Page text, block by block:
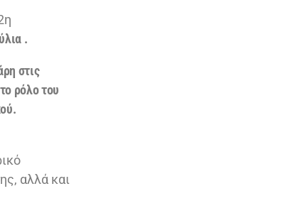
.
στις
ρόλο του
αλλά και